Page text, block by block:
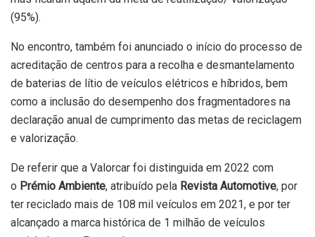
(95%).
No encontro, também foi anunciado o início do processo de
acreditação de centros para a recolha e desmantelamento
de baterias de lítio de veículos elétricos e híbridos, bem
como a inclusão do desempenho dos fragmentadores na
declaração anual de cumprimento das metas de reciclagem
e valorização.
De referir que a Valorcar foi distinguida em 2022 com
o Prémio Ambiente, atribuído pela Revista Automotive, por
ter reciclado mais de 108 mil veículos em 2021, e por ter
alcançado a marca histórica de 1 milhão de veículos